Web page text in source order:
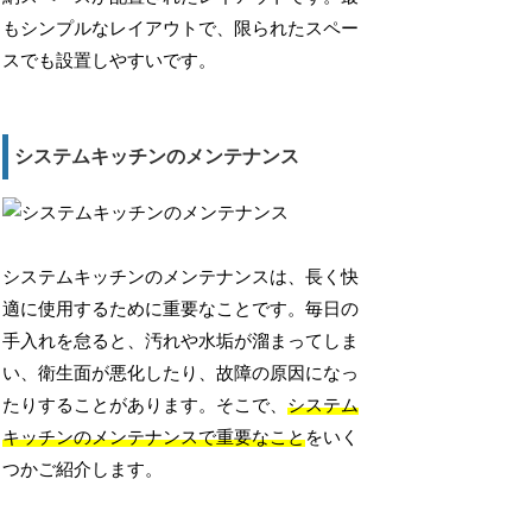
もシンプルなレイアウトで、限られたスペー
スでも設置しやすいです。
システムキッチンのメンテナンス
システムキッチンのメンテナンスは、長く快
適に使用するために重要なことです。毎日の
手入れを怠ると、汚れや水垢が溜まってしま
い、衛生面が悪化したり、故障の原因になっ
たりすることがあります。そこで、システム
キッチンのメンテナンスで重要なことをいく
つかご紹介します。